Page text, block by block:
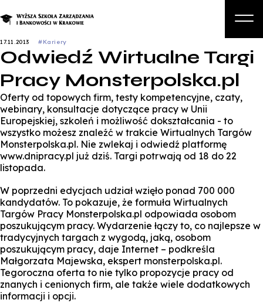
O nas
Studia
Studia podyplomowe i kursy
Kandydat
Student
Zapisz się na studia
17.11.2013 #Kariery
Odwiedź Wirtualne Targi
Pracy Monsterpolska.pl
Oferty od topowych firm, testy kompetencyjne, czaty,
webinary, konsultacje dotyczące pracy w Unii
Europejskiej, szkoleń i możliwość dokształcania - to
wszystko możesz znaleźć w trakcie Wirtualnych Targów
Monsterpolska.pl. Nie zwlekaj i odwiedź platformę
www.dnipracy.pl już dziś. Targi potrwają od 18 do 22
listopada.
W poprzedni edycjach udział wzięło ponad 700 000
kandydatów. To pokazuje, że formuła Wirtualnych
Targów Pracy Monsterpolska.pl odpowiada osobom
poszukującym pracy. Wydarzenie łączy to, co najlepsze w
tradycyjnych targach z wygodą, jaką, osobom
poszukującym pracy, daje Internet – podkreśla
Małgorzata Majewska, ekspert monsterpolska.pl.
Tegoroczna oferta to nie tylko propozycje pracy od
znanych i cenionych firm, ale także wiele dodatkowych
informacji i opcji.